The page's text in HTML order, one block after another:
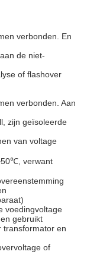
verbonden. En
de niet-
of flashover
verbonden. Aan
zijn geïsoleerde
van voltage
verwant
voedingvoltage
gebruikt
transformator en
of